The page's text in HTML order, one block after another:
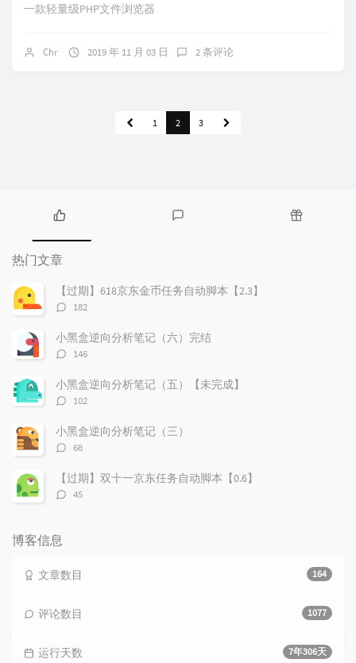
一款轻量级PHP文件浏览器
Chr 2019 年 11 月 03 日 2 条评论
1 2 3
热
门
文
章
论
热门文章
【过期】618京东金币任务自动脚本【2.3】
评
数：
182
小黑盒逆向分析笔记（六）完结
评
数：
146
小黑盒逆向分析笔记（五）【未完成】
评
数：
102
小黑盒逆向分析笔记（三）
评
数：
68
【过期】双十一京东任务自动脚本【0.6】
评
45
博客信息
164
文章数目
1077
评论数目
7年306天
运行天数